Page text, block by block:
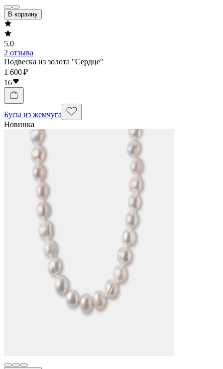
В корзину
5.0
2 отзыва
Подвеска из золота "Сердце"
1 600 ₽
16
Бусы из жемчуга
Новинка